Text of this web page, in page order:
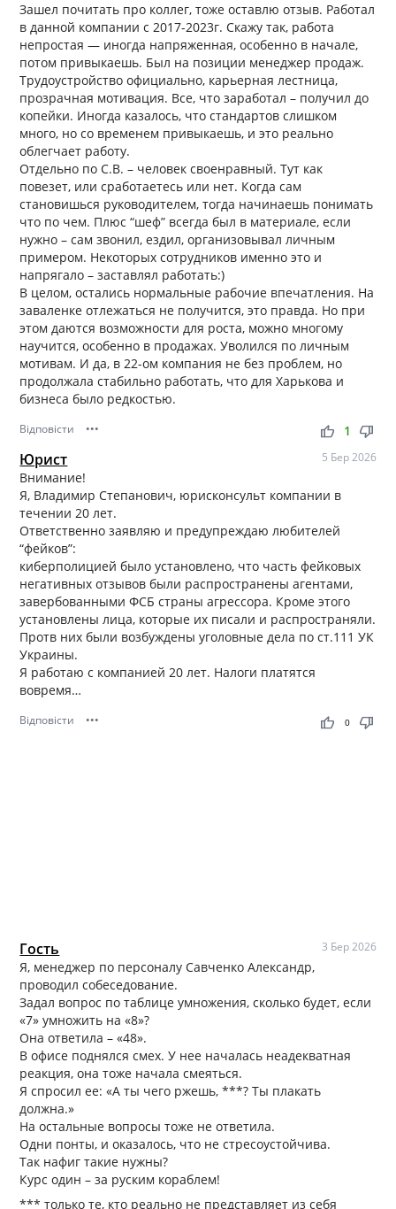
Зашел почитать про коллег, тоже оставлю отзыв. Работал
в данной компании с 2017-2023г. Скажу так, работа
непростая — иногда напряженная, особенно в начале,
потом привыкаешь. Был на позиции менеджер продаж.
Трудоустройство официально, карьерная лестница,
прозрачная мотивация. Все, что заработал – получил до
копейки. Иногда казалось, что стандартов слишком
много, но со временем привыкаешь, и это реально
облегчает работу.
Отдельно по С.В. – человек своенравный. Тут как
повезет, или сработаетесь или нет. Когда сам
становишься руководителем, тогда начинаешь понимать
что по чем. Плюс “шеф” всегда был в материале, если
нужно – сам звонил, ездил, организовывал личным
примером. Некоторых сотрудников именно это и
напрягало – заставлял работать:)
В целом, остались нормальные рабочие впечатления. На
заваленке отлежаться не получится, это правда. Но при
этом даются возможности для роста, можно многому
научится, особенно в продажах. Уволился по личным
мотивам. И да, в 22-ом компания не без проблем, но
продолжала стабильно работать, что для Харькова и
бизнеса было редкостью.
Відповісти ••• thumb_up thumb_down
1
Юрист 5 Бер 2026
Внимание!
Я, Владимир Степанович, юрисконсульт компании в
течении 20 лет.
Ответственно заявляю и предупреждаю любителей
“фейков”:
киберполицией было установлено, что часть фейковых
негативных отзывов были распространены агентами,
завербованными ФСБ страны агрессора. Кроме этого
установлены лица, которые их писали и распространяли.
Протв них были возбуждены уголовные дела по ст.111 УК
Украины.
Я работаю с компанией 20 лет. Налоги платятся
вовремя…
Відповісти ••• thumb_up thumb_down
0
Гость 3 Бер 2026
Я, менеджер по персоналу Савченко Александр,
проводил собеседование.
Задал вопрос по таблице умножения, сколько будет, если
«7» умножить на «8»?
Она ответила – «48».
В офисе поднялся смех. У нее началась неадекватная
реакция, она тоже начала смеяться.
Я спросил ее: «А ты чего ржешь, ***? Ты плакать
должна.»
На остальные вопросы тоже не ответила.
Одни понты, и оказалось, что не стресоустойчива.
Так нафиг такие нужны?
Курс один – за руским кораблем!
*** только те, кто реально не представляет из себя